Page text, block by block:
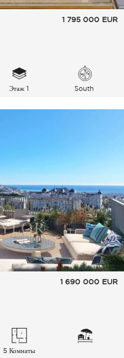
1 795 000 EUR
Этаж 1 South
1 690 000 EUR
5 Комнаты